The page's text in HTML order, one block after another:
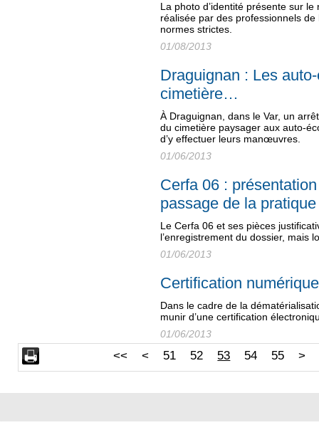
La photo d’identité présente sur
réalisée par des professionnels
normes strictes.
01/08/2013
Draguignan : Les
cimetière…
À Draguignan, dans le Var, un
du cimetière paysager aux auto-
d’y effectuer leurs manœuvres.
01/06/2013
Cerfa 06 :
passage de la pratique
Le Cerfa 06 et ses pièces
l’enregistrement du dossier, mais
01/06/2013
Certification
Dans le cadre de la
munir d’une certification
01/06/2013
<< < 51 52 53 54 55 >